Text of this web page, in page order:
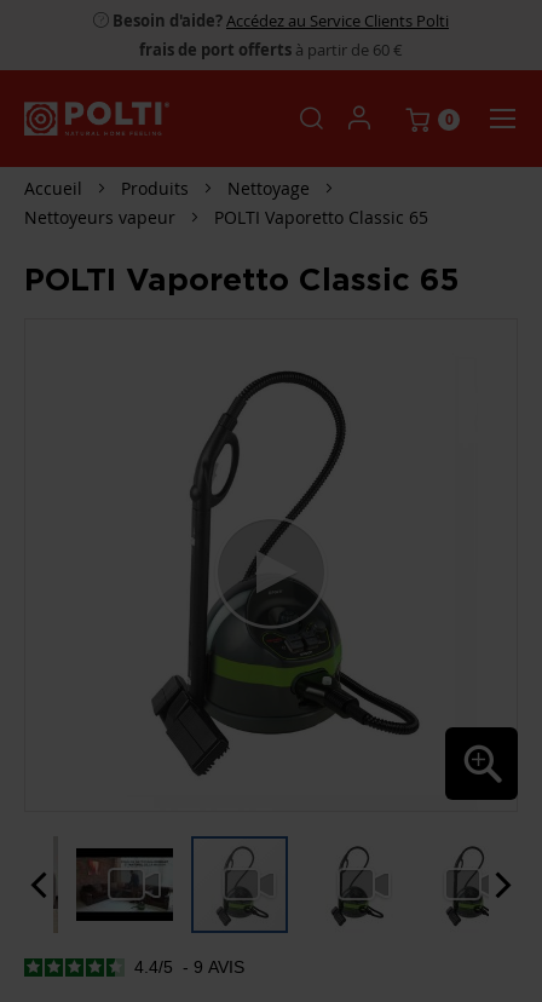
Besoin d'aide?Accédez au Service Clients Polti
frais de port offerts à partir de 60 €
0
Accueil Produits
Nettoyage
Nettoyeurs vapeur
POLTI Vaporetto Classic 65
POLTI Vaporetto Classic 65
PASSER 4.4/5 - 9 AVIS